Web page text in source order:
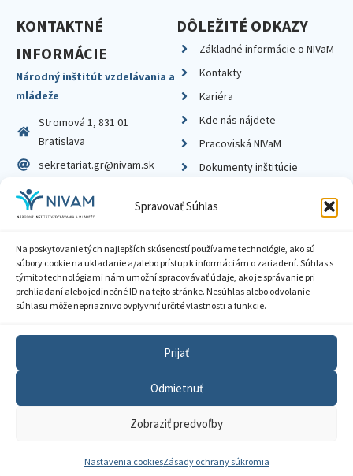
Spravovať Súhlas
Na poskytovanie tých najlepších skúseností používame technológie, ako sú
súbory cookie na ukladanie a/alebo prístup k informáciám o zariadení. Súhlas s
týmito technológiami nám umožní spracovávať údaje, ako je správanie pri
prehliadaní alebo jedinečné ID na tejto stránke. Nesúhlas alebo odvolanie
súhlasu môže nepriaznivo ovplyvniť určité vlastnosti a funkcie.
Prijať
Odmietnuť
Zobraziť predvoľby
Nastavenia cookiesZásady ochrany súkromia
KONTAKTNÉ
INFORMÁCIE
Národný inštitút vzdelávania a
mládeže
Stromová 1, 831 01
Bratislava
sekretariat.gr@nivam.sk
IČO: 00164348
DIČ: 2020798714
DÔLEŽITÉ ODKAZY
Základné informácie o NIVaM
Kontakty
Kariéra
Kde nás nájdete
Pracoviská NIVaM
Dokumenty inštitúcie
© 2026 Národný inštitút vzdelávania a mládeže
Zásady ochrany súkromia
Sprístupnenie informácií
Nastavenia cookies
GDPR